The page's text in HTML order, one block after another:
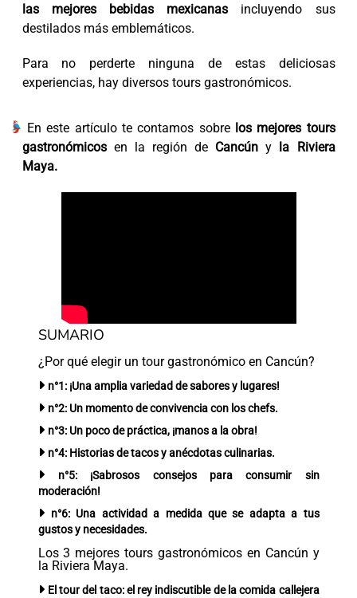
las mejores bebidas mexicanas incluyendo sus
destilados más emblemáticos.
Para no perderte ninguna de estas deliciosas
experiencias, hay diversos tours gastronómicos.
En este artículo te contamos sobre los mejores tours
gastronómicosen la región de Cancún y la Riviera
Maya.
SUMARIO
¿Por qué elegir un tour gastronómico en Cancún?
n°1: ¡Una amplia variedad de sabores y lugares!
n°2: Un momento de convivencia con los chefs.
n°3: Un poco de práctica, ¡manos a la obra!
n°4: Historias de tacos y anécdotas culinarias.
n°5: ¡Sabrosos consejos para consumir sin
moderación!
n°6: Una actividad a medida que se adapta a tus
gustos y necesidades.
Los 3 mejores tours gastronómicos en Cancún y
la Riviera Maya.
El tour del taco: el rey indiscutible de la comida callejera